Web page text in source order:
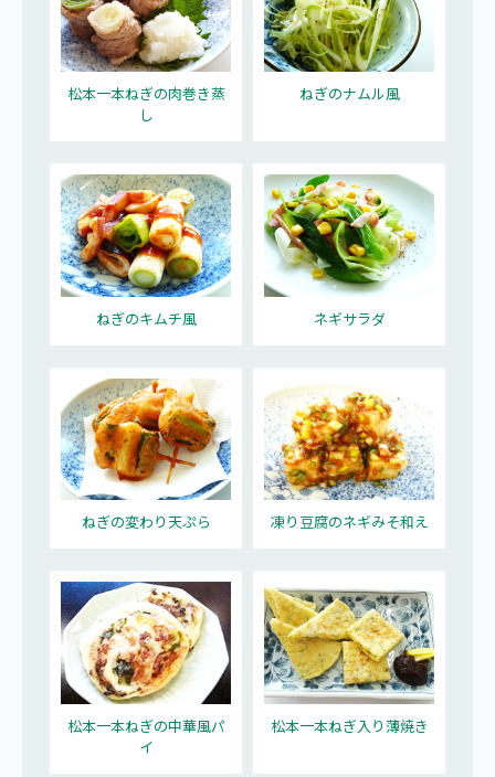
松本一本ねぎの肉巻き蒸
し
ねぎのナムル風
ねぎのキムチ風 ネギサラダ
ねぎの変わり天ぷら 凍り豆腐のネギみそ和え
松本一本ねぎの中華風パ
イ
松本一本ねぎ入り薄焼き